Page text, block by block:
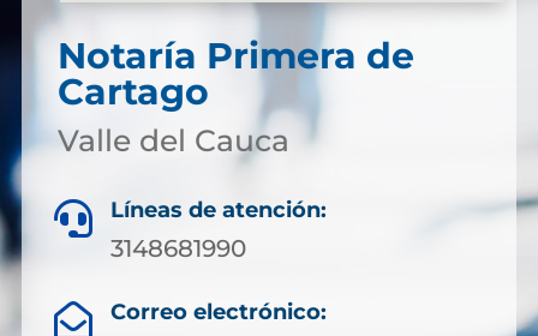
Notaría Primera de
Cartago
Valle del Cauca
 Líneas de atención:
3148681990
 Correo electrónico: